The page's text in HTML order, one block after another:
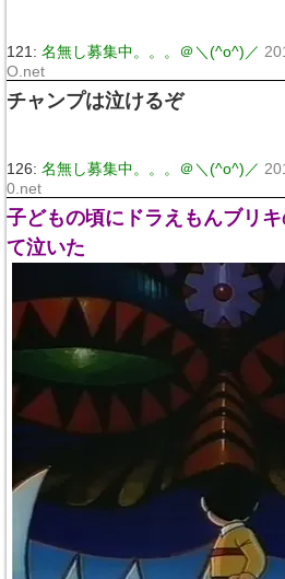
121: 名無し募集中。。。＠＼(^o^)／
O.net
チャンプは泣けるぞ
126: 名無し募集中。。。＠＼(^o^)／
0.net
子どもの頃にドラえもんブリ
て泣いた